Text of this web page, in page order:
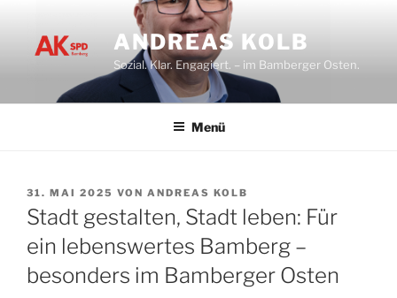
springen
ANDREAS KOLB
Sozial. Klar. Engagiert. – im Bamberger Osten.
Menü
VERÖFFENTLICHT
AM
31. MAI 2025 VON ANDREAS KOLB
Stadt gestalten, Stadt leben: Für
ein lebenswertes Bamberg –
besonders im Bamberger Osten